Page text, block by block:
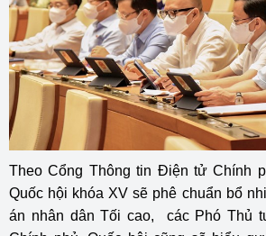
Theo Cổng Thông tin Điện tử Chính
Quốc hội khóa XV sẽ phê chuẩn bổ
án nhân dân Tối cao, các Phó Thủ